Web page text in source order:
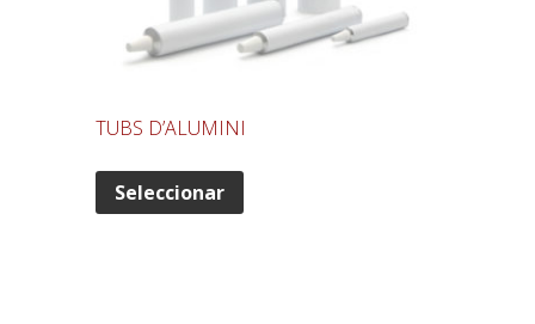
TUBS D’ALUMINI
Seleccionar